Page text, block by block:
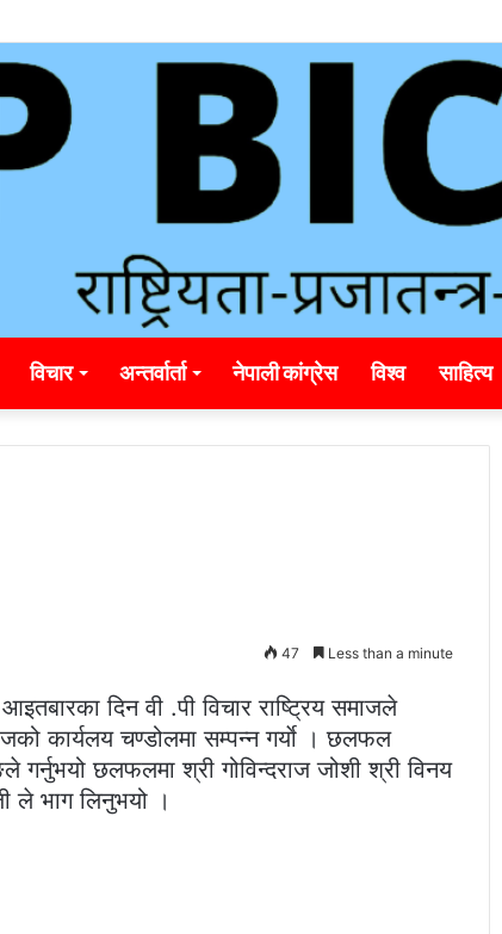
विचार अन्तर्वार्ता नेपाली कांग्रेस विश्व साहित्य
47 Less than a minute
दिन वी .पी विचार राष्ट्रिय समाजले
कार्यलय चण्डोलमा सम्पन्न गर्याे । छलफल
छलफलमा श्री गोविन्दराज जोशी श्री विनय
ले भाग लिनुभयो ।